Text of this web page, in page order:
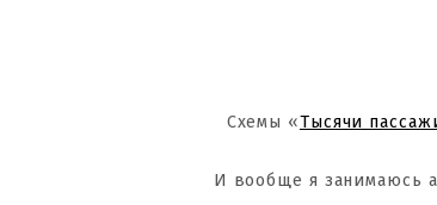
Схемы «Тысячи
И вообще я занимаюсь